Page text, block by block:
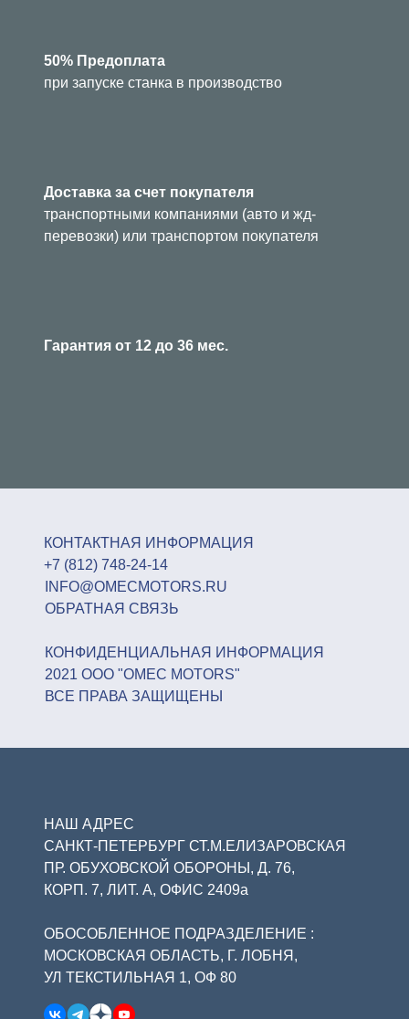
50% Предоплата
при запуске станка в производство
Доставка за счет покупателя
транспортными компаниями (авто и жд-
перевозки) или транспортом покупателя
Гарантия от 12 до 36 мес.
КОНТАКТНАЯ ИНФОРМАЦИЯ
+7 (812) 748-24-14
INFO@OMECMOTORS.RU
ОБРАТНАЯ СВЯЗЬ
КОНФИДЕНЦИАЛЬНАЯ ИНФОРМАЦИЯ
2021 ООО "OMEC MOTORS"
ВСЕ ПРАВА ЗАЩИЩЕНЫ
НАШ АДРЕС
САНКТ-ПЕТЕРБУРГ СТ.М.ЕЛИЗАРОВСКАЯ
ПР. ОБУХОВСКОЙ ОБОРОНЫ, Д. 76,
КОРП. 7, ЛИТ. А, ОФИС 2409а
ОБОСОБЛЕННОЕ ПОДРАЗДЕЛЕНИЕ :
МОСКОВСКАЯ ОБЛАСТЬ, Г. ЛОБНЯ,
УЛ ТЕКСТИЛЬНАЯ 1, ОФ 80